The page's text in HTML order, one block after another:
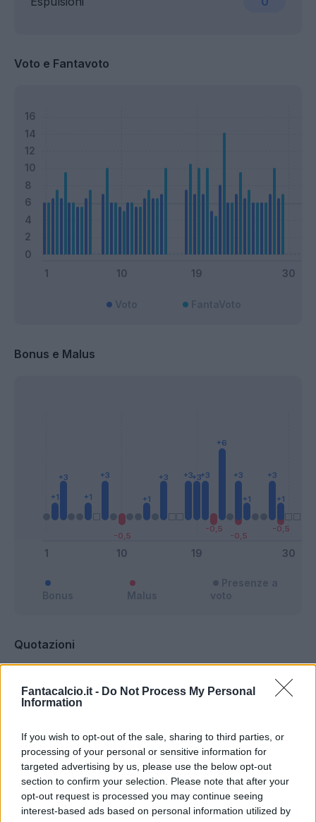
Fantacalcio.it - Do Not Process My Personal
Information
If you wish to opt-out of the sale, sharing to third parties, or
processing of your personal or sensitive information for
targeted advertising by us, please use the below opt-out
section to confirm your selection. Please note that after your
opt-out request is processed you may continue seeing
interest-based ads based on personal information utilized by
Voto e Fantavoto
Bonus e Malus
Bonus Malus
Presenze a
voto
Quotazioni